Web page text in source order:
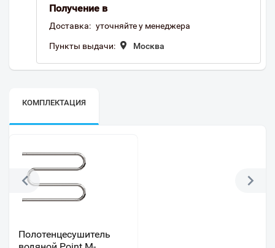
Получение в
Доставка: уточняйте у менеджера
Пункты выдачи: Москва
КОМПЛЕКТАЦИЯ
Полотенцесушитель